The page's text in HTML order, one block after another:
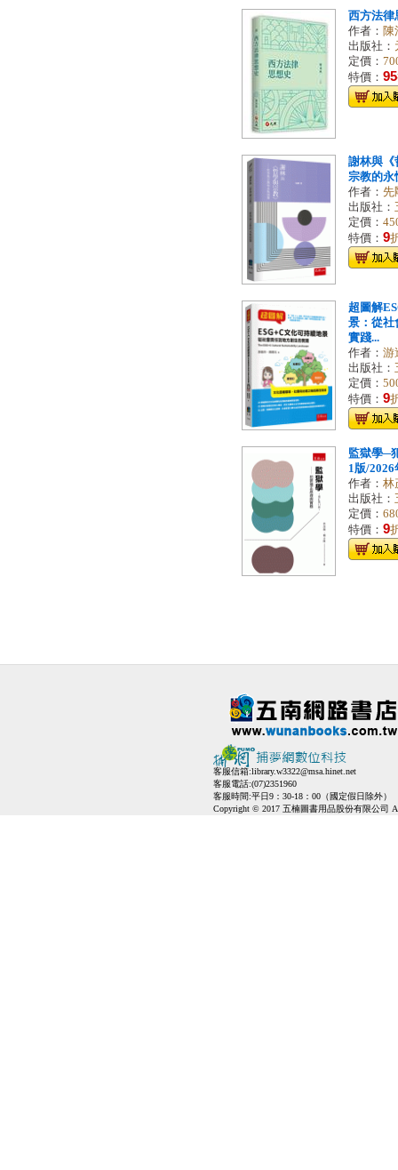
西方法律
作者： 陳
出版社：
定價：
特價： 95
謝林與《
宗教的永
作者： 先
出版社：
定價：
特價： 9
超圖解
景：從社
實踐...
作者： 游
出版社：
定價：
特價： 9
監獄學─
1版/2026
作者： 林
出版社：
定價：
特價： 9
客服信箱:library.w3322@msa.hinet.net
客服電話:(07)2351960
客服時間:平日9：30-18：00（國定假日除外）
Copyright © 2017 五楠圖書用品股份有限公司